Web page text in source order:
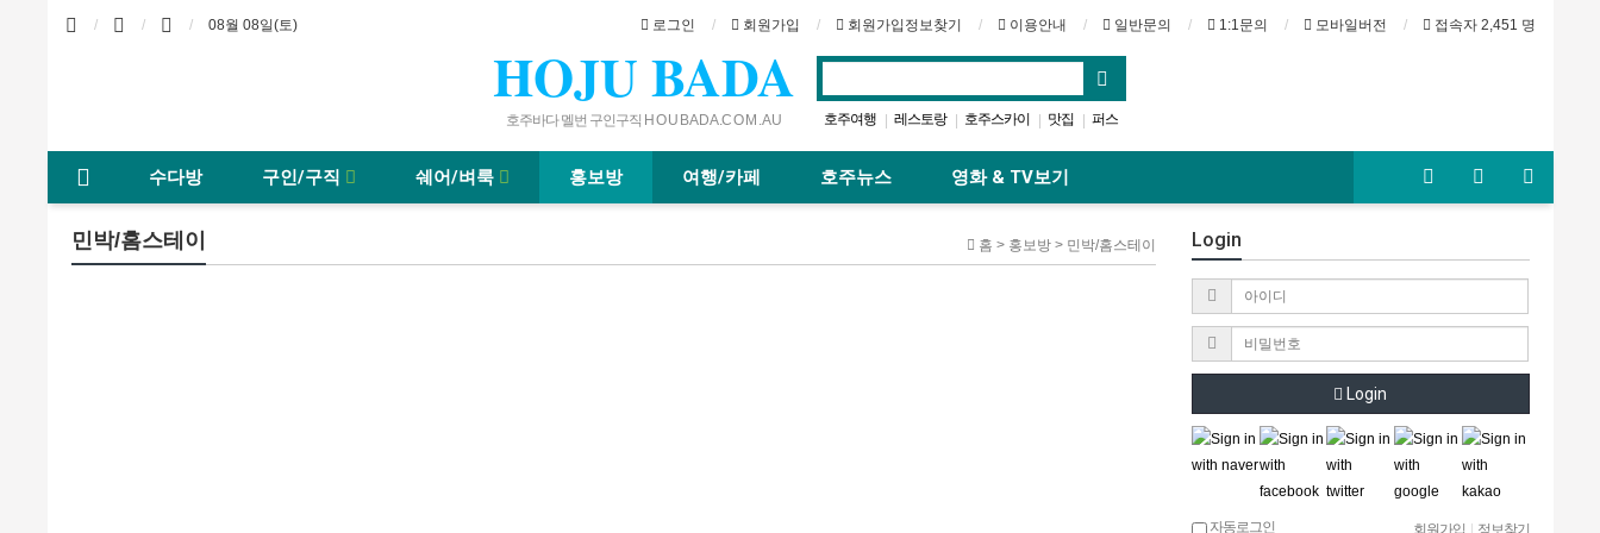
08월 08일(토) 로그인 회원가입 회원가입정보찾기 이용안내 일반문의 1:1문의 모바일버전 접속자 2,451 명
HOJU BADA
호주바다 멜번 구인구직 H O U B A D A .C O M . A U 호주여행 | 레스토랑 | 호주스카이 | 맛집 | 퍼스
수다방 구인/구직 쉐어/벼룩 홍보방 여행/카페 호주뉴스 영화 & TV보기
홈 > 홍보방 > 민박/홈스테이
민박/홈스테이 Login
Login
자동로그인 회원가입 정보찾기